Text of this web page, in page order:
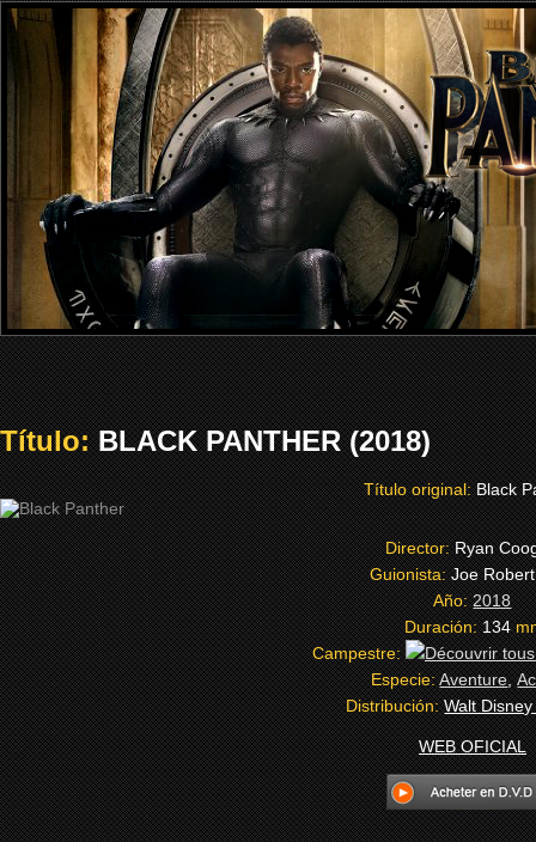
Título:BLACK PANTHER (2018)
Título original:Black
Director:Ryan
Guionista:Joe
Año:2018
Duración:134
Campestre:
Especie:Aventure,
Distribución:Walt
WEB OFICIAL